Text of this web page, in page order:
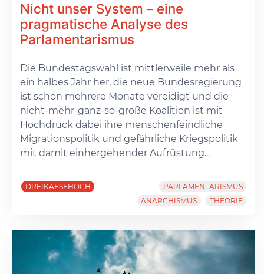
Nicht unser System – eine
pragmatische Analyse des
Parlamentarismus
Die Bundestagswahl ist mittlerweile mehr als
ein halbes Jahr her, die neue Bundesregierung
ist schon mehrere Monate vereidigt und die
nicht-mehr-ganz-so-große Koalition ist mit
Hochdruck dabei ihre menschenfeindliche
Migrationspolitik und gefährliche Kriegspolitik
mit damit einhergehender Aufrüstung...
DREIKAESEHOCH
PARLAMENTARISMUS
ANARCHISMUS
THEORIE